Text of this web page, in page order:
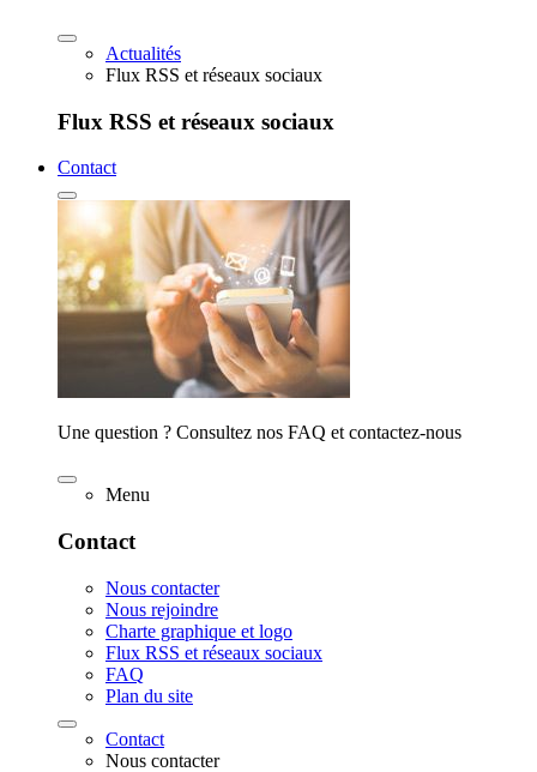
Actualités
Flux RSS et réseaux sociaux
Flux RSS et réseaux sociaux
Contact
Une question ? Consultez nos FAQ et contactez-nous
Menu
Contact
Nous contacter
Nous rejoindre
Charte graphique et logo
Flux RSS et réseaux sociaux
FAQ
Plan du site
Contact
Nous contacter